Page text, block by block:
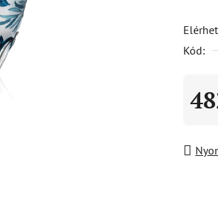
csillag.
Kód: